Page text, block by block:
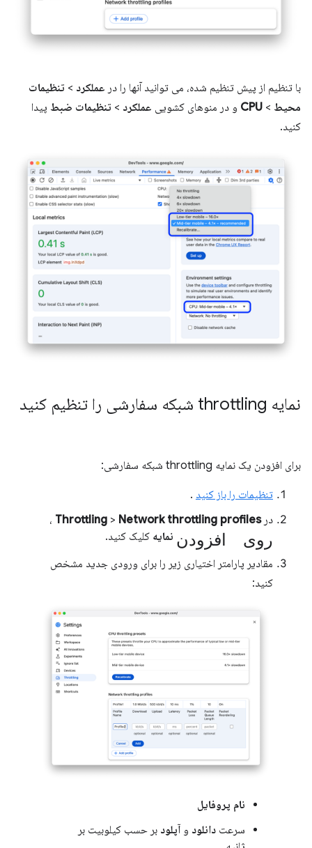
با تنظیم از پیش تنظیم شده، می توانید آنها را در عملکرد > تنظیمات
محیط >
CPU و در منوهای کشویی عملکرد > تنظیمات ضبط پیدا
کنید.
نمایه throttling شبکه سفارشی را تنظیم کنید
برای افزودن یک نمایه throttling شبکه سفارشی:
تنظیمات را باز کنید .
در
Throttling > Network throttling profiles ،
روی افزودن نمایه کلیک کنید.
مقادیر پارامتر اختیاری زیر را برای ورودی جدید مشخص
کنید:
نام پروفایل
سرعت دانلود و آپلود بر حسب کیلوبیت بر